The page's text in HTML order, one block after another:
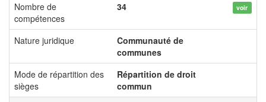
Nombre de
compétences
34 voir
Nature juridique
Communauté de
communes
Mode de répartition des
sièges
Répartition de droit
commun